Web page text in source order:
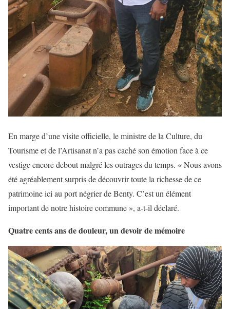
En marge d’une visite officielle, le ministre de la Culture, du
Tourisme et de l’Artisanat n’a pas caché son émotion face à ce
vestige encore debout malgré les outrages du temps. « Nous avons
été agréablement surpris de découvrir toute la richesse de ce
patrimoine ici au port négrier de Benty. C’est un élément
important de notre histoire commune », a-t-il déclaré.
Quatre cents ans de douleur, un devoir de mémoire